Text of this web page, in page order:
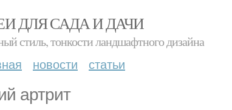
ДЛЯ САДА И ДАЧИ
стиль, тонкости ландшафтного дизайна
новости статьи
артрит